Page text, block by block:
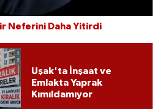
Neferini Daha Yitirdi
Uşak'ta İnşaat ve
Emlakta Yaprak
Kımıldamıyor